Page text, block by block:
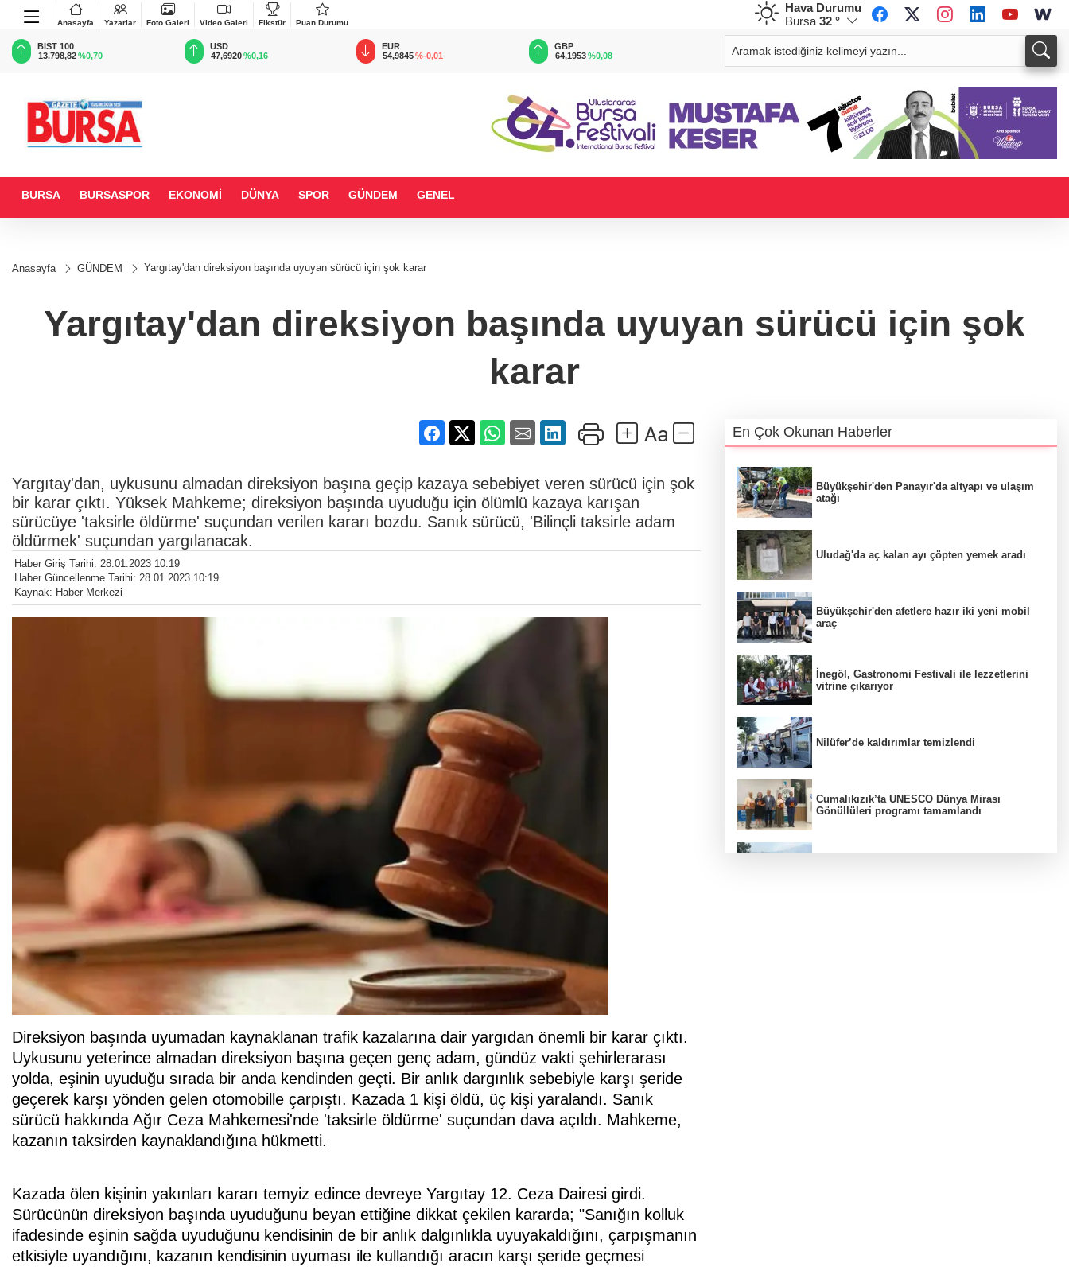
Anasayfa Yazarlar Foto Galeri Video Galeri Fikstür Puan Durumu
Hava Durumu
Bursa 32 °
BIST 100
13.798,82%0,70
USD
47,6920 %0,16
EUR
54,9845%-0,01
GBP
64,1953 %0,08
CHF
58,6834%0,22
34,0220
BURSA BURSASPOR EKONOMİ DÜNYA SPOR GÜNDEM GENEL
Anasayfa GÜNDEM Yargıtay'dan direksiyon başında uyuyan sürücü için şok karar
Yargıtay'dan direksiyon başında uyuyan sürücü için şok
karar
Yargıtay'dan, uykusunu almadan direksiyon başına geçip kazaya sebebiyet veren sürücü için şok
bir karar çıktı. Yüksek Mahkeme; direksiyon başında uyuduğu için ölümlü kazaya karışan
sürücüye 'taksirle öldürme' suçundan verilen kararı bozdu. Sanık sürücü, 'Bilinçli taksirle adam
öldürmek' suçundan yargılanacak.
Haber Giriş Tarihi: 28.01.2023 10:19
Haber Güncellenme Tarihi: 28.01.2023 10:19
Kaynak: Haber Merkezi
Direksiyon başında uyumadan kaynaklanan trafik kazalarına dair yargıdan önemli bir karar çıktı.
Uykusunu yeterince almadan direksiyon başına geçen genç adam, gündüz vakti şehirlerarası
yolda, eşinin uyuduğu sırada bir anda kendinden geçti. Bir anlık dargınlık sebebiyle karşı şeride
geçerek karşı yönden gelen otomobille çarpıştı. Kazada 1 kişi öldü, üç kişi yaralandı. Sanık
sürücü hakkında Ağır Ceza Mahkemesi'nde 'taksirle öldürme' suçundan dava açıldı. Mahkeme,
kazanın taksirden kaynaklandığına hükmetti.
Kazada ölen kişinin yakınları kararı temyiz edince devreye Yargıtay 12. Ceza Dairesi girdi.
Sürücünün direksiyon başında uyuduğunu beyan ettiğine dikkat çekilen kararda; "Sanığın kolluk
ifadesinde eşinin sağda uyuduğunu kendisinin de bir anlık dalgınlıkla uyuyakaldığını, çarpışmanın
etkisiyle uyandığını, kazanın kendisinin uyuması ile kullandığı aracın karşı şeride geçmesi
En Çok Okunan Haberler
Büyükşehir'den Panayır'da altyapı ve ulaşım
atağı
Uludağ'da aç kalan ayı çöpten yemek aradı
Büyükşehir'den afetlere hazır iki yeni mobil
araç
İnegöl, Gastronomi Festivali ile lezzetlerini
vitrine çıkarıyor
Nilüfer’de kaldırımlar temizlendi
Cumalıkızık’ta UNESCO Dünya Mirası
Gönüllüleri programı tamamlandı